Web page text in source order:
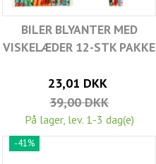
BILER BLYANTER MED
VISKELÆDER 12-STK PAKKE
23,01 DKK
39,00 DKK
På lager, lev. 1-3 dag(e)
-41%